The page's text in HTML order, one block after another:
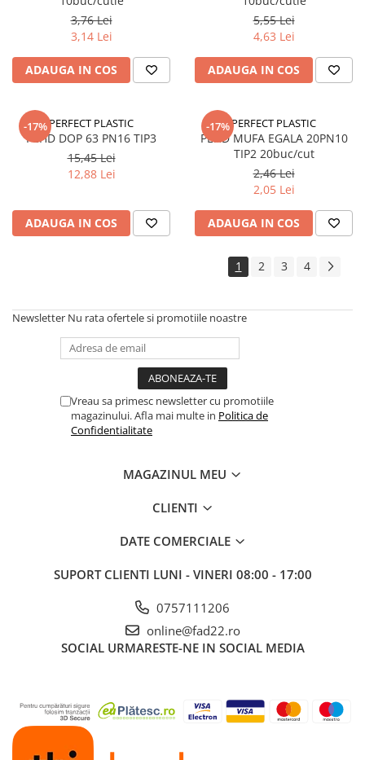
Spuma
Accesorii parchet
Izolatori parchet
Profile trecere
Benzi adezive
Vopsele speciale si spray vopsea
Chituri pentru rosturi
Acoperis
Sindrila bituminoasa si accesorii
Placi ondulate si accesorii
Folii acoperis
Prelungitoare si derulatoare
Cablu si tubulatura
Corpuri si surse de iluminat
Curte si gradina
Stalpi gard
Panouri gard
3,76 Lei
3,14 Lei
ADAUGA IN COS
5,55 Lei
4,63 Lei
ADAUGA IN COS
-17%PERFECT PLASTIC
PEHD DOP 63 PN16 TIP3
15,45 Lei
12,88 Lei
ADAUGA IN COS
-17%PERFECT PLASTIC
PEHD MUFA EGALA 20PN10
TIP2 20buc/cut
2,46 Lei
2,05 Lei
ADAUGA IN COS
1 2 3 4
Newsletter Nu rata ofertele si promotiile noastre
Vreau sa primesc newsletter cu promotiile
magazinului. Afla mai multe in Politica de
Confidentialitate
MAGAZINUL MEU
CLIENTI
DATE COMERCIALE
SUPORT CLIENTI LUNI - VINERI 08:00 - 17:00
0757111206
online@fad22.ro
SOCIAL URMARESTE-NE IN SOCIAL MEDIA